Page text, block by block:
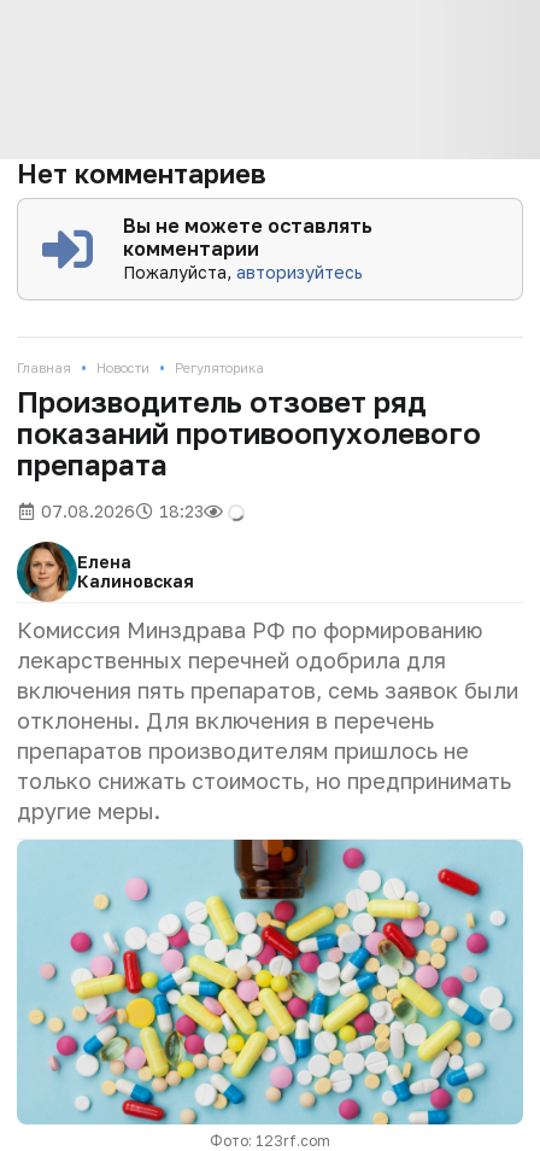
Нет комментариев
Вы не можете оставлять
комментарии
Пожалуйста,авторизуйтесь
Главная • Новости • Регуляторика
Производитель отзовет ряд
показаний противоопухолевого
препарата
07.08.2026 18:23
Елена
Калиновская
Комиссия Минздрава РФ по формированию
лекарственных перечней одобрила для
включения пять препаратов, семь заявок были
отклонены. Для включения в перечень
препаратов производителям пришлось не
только снижать стоимость, но предпринимать
другие меры.
Фото: 123rf.com